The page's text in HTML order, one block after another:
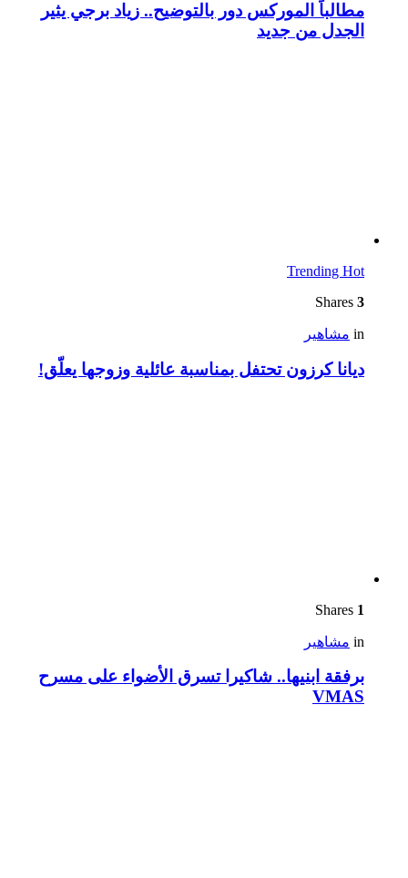
مطالباً الموركس دور بالتوضيح.. زياد برجي يثير
الجدل من جديد
Trending Hot
3
in مشاهير
ديانا كرزون تحتفل بمناسبة عائلية وزوجها يعلّق!
1
in مشاهير
برفقة ابنيها.. شاكيرا تسرق الأضواء على مسرح
VMAS